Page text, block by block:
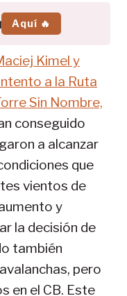
Aquí 🔥
Kimel y
a la Ruta
Sin Nombre,
conseguido
a alcanzar
que
vientos de
y
la decisión de
también
pero
en el CB. Este